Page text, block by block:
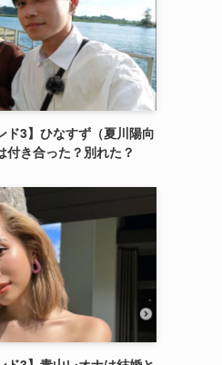
ド3】ひなすず（夏川陽向
付き合った？別れた？